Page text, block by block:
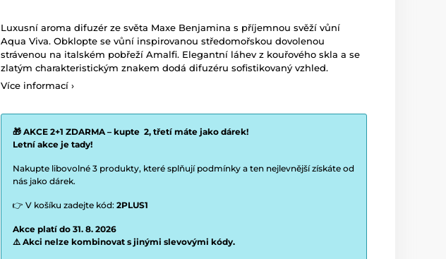
Luxusní aroma difuzér ze světa Maxe Benjamina s příjemnou svěží vůní
Aqua Viva. Obklopte se vůní inspirovanou středomořskou dovolenou
strávenou na italském pobřeží Amalfi. Elegantní láhev z kouřového skla a se
zlatým charakteristickým znakem dodá difuzéru sofistikovaný vzhled.
Více informací ›
🎁 AKCE 2+1 ZDARMA – kupte 2, třetí máte jako dárek!
Letní akce je tady!
Nakupte libovolné 3 produkty, které splňují podmínky a ten nejlevnější získáte od
nás jako dárek.
👉 V košíku zadejte kód: 2PLUS1
Akce platí do 31. 8. 2026
⚠️ Akci nelze kombinovat s jinými slevovými kódy.